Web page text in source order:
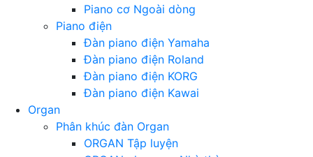
Piano cơ Ngoài dòng
Piano điện
Đàn piano điện Yamaha
Đàn piano điện Roland
Đàn piano điện KORG
Đàn piano điện Kawai
Organ
Phân khúc đàn Organ
ORGAN Tập luyện